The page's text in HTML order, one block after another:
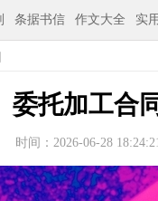
条据书信 作文大全 实
委托加工合
时间：2026-06-28